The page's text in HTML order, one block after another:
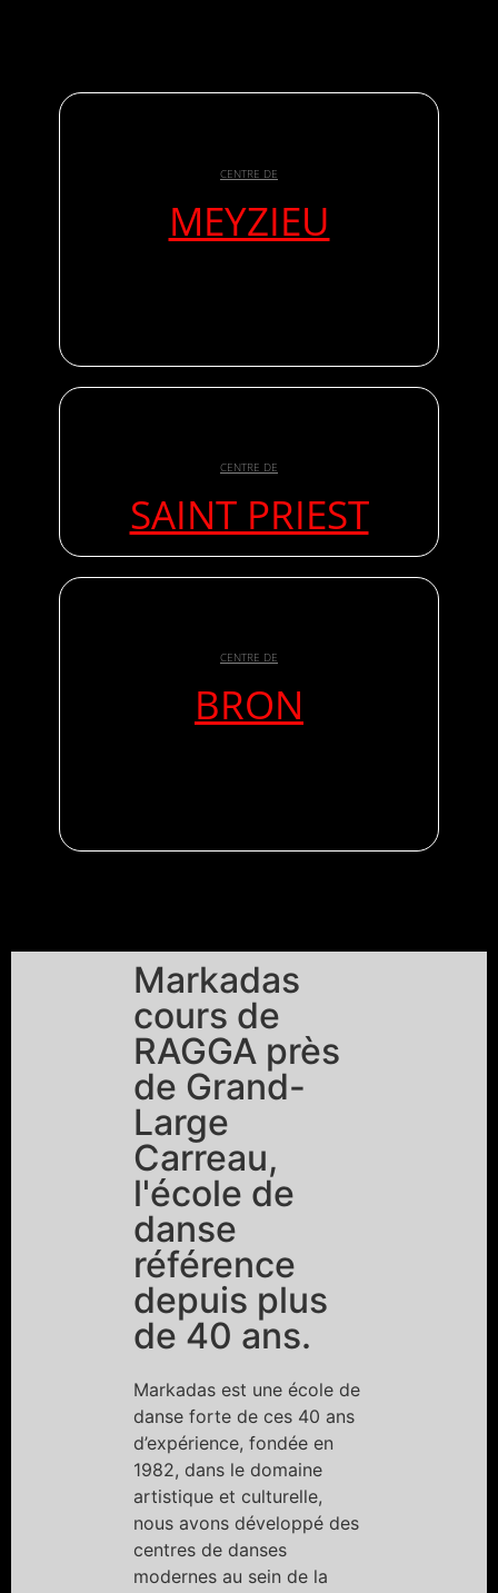
CENTRE DE
MEYZIEU
CENTRE DE
SAINT PRIEST
CENTRE DE
BRON
Markadas
cours de
RAGGA près
de Grand-
Large
Carreau,
l'école de
danse
référence
depuis plus
de 40 ans.
Markadas est une école de
danse forte de ces 40 ans
d’expérience, fondée en
1982, dans le domaine
artistique et culturelle,
nous avons développé des
centres de danses
modernes au sein de la